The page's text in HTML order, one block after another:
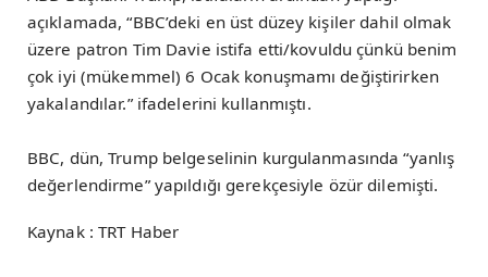
açıklamada, “BBC’deki en üst düzey kişiler dahil olmak
üzere patron Tim Davie istifa etti/kovuldu çünkü benim
çok iyi (mükemmel) 6 Ocak konuşmamı değiştirirken
yakalandılar.” ifadelerini kullanmıştı.
BBC, dün, Trump belgeselinin kurgulanmasında “yanlış
değerlendirme” yapıldığı gerekçesiyle özür dilemişti.
Kaynak : TRT Haber